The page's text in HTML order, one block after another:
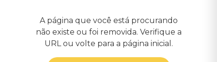
A página que você está procurando
não existe ou foi removida. Verifique a
URL ou volte para a página inicial.